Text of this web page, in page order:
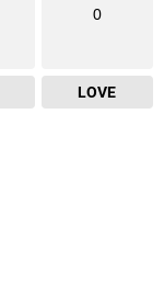
0
LOVE